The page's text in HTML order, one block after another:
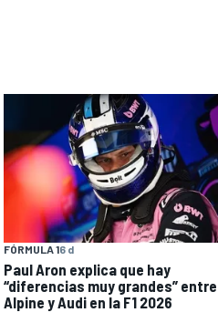
FÓRMULA 16 d
Paul Aron explica que hay
“diferencias muy grandes” entre
Alpine y Audi en la F1 2026